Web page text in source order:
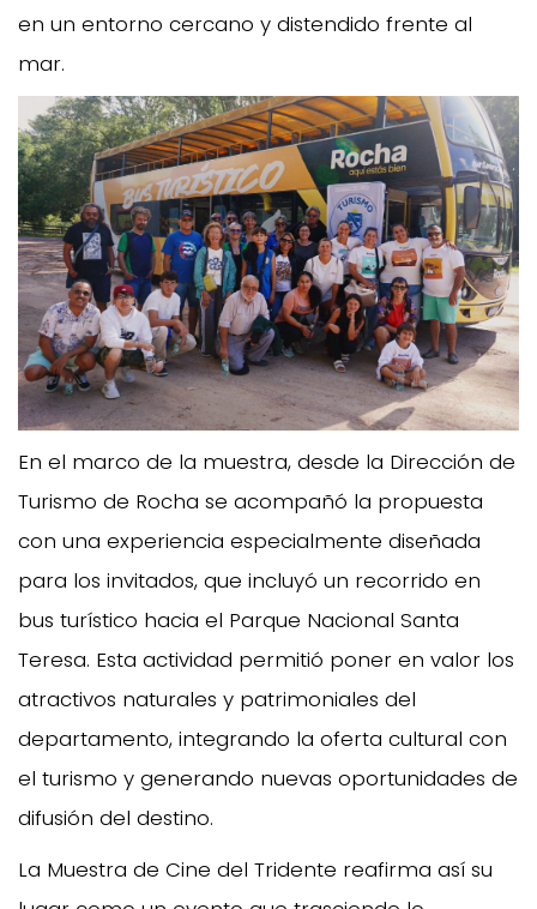
en un entorno cercano y distendido frente al
mar.
En el marco de la muestra, desde la Dirección de
Turismo de Rocha se acompañó la propuesta
con una experiencia especialmente diseñada
para los invitados, que incluyó un recorrido en
bus turístico hacia el Parque Nacional Santa
Teresa. Esta actividad permitió poner en valor los
atractivos naturales y patrimoniales del
departamento, integrando la oferta cultural con
el turismo y generando nuevas oportunidades de
difusión del destino.
La Muestra de Cine del Tridente reafirma así su